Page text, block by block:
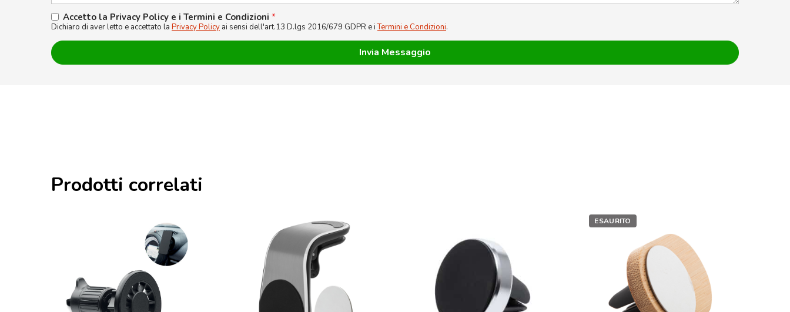
Accetto la Privacy Policy e i Termini e Condizioni *
Dichiaro di aver letto e accettato la Privacy Policy ai sensi dell'art.13 D.lgs 2016/679 GDPR e iTermini e Condizioni.
Prodotti correlati
ESAURITO